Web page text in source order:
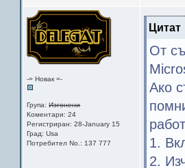
-= Новак =-
Група:Изгонени
Коментари: 24
Регистриран: 28-January 15
Град: Usa
Потребител No.: 137 777
Цитат
От
Ако
1.
2.